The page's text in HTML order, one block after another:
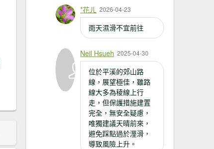
*花ㄦ 2026-04-23
雨天濕滑不宜前往
Neil Hsueh 2025-04-30
位於平溪的郊山路
線，展望極佳，雖路
線大多為稜線上行
走，但保護措施建置
完全，無安全疑慮，
唯獨建議天晴前來，
避免踩點過於溼滑，
導致風險上升。